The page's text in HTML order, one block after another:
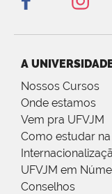
A
Nossos Cursos
Onde estamos
Vem pra UFVJM
Como estudar na
UFVJM em
Conselhos